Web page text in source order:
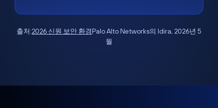
출처:2026 신원 보안 환경Palo Alto Networks의 Idira, 2026년 5
월